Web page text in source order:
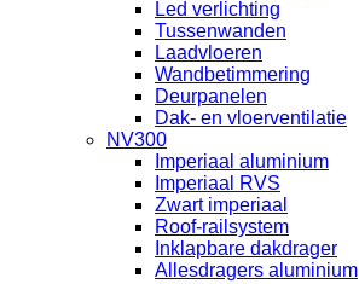
Led verlichting
Tussenwanden
Laadvloeren
Wandbetimmering
Deurpanelen
Dak- en vloerventilatie
NV300
Imperiaal aluminium
Imperiaal RVS
Zwart imperiaal
Roof-railsystem
Inklapbare dakdrager
Allesdragers aluminium